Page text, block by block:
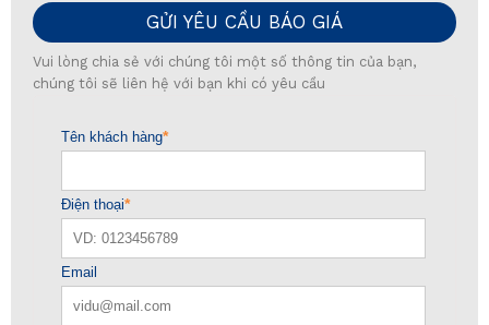
GỬI YÊU CẦU BÁO GIÁ
Vui lòng chia sẻ với chúng tôi một số thông tin của bạn,
chúng tôi sẽ liên hệ với bạn khi có yêu cầu